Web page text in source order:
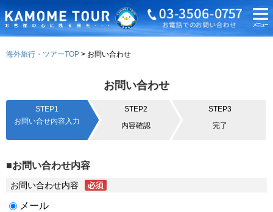
海外旅行・ツアーTOP お問い合わせ
お問い合わせ
STEP1
お問い合せ内容入力
STEP2
内容確認
STEP3
完了
■お問い合わせ内容
お問い合わせ内容
メール